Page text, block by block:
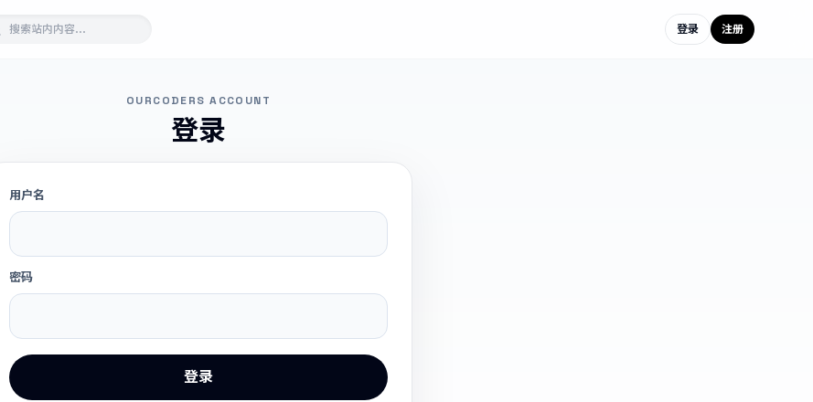
登录 注册
OURCODERS ACCOUNT
登录
用户名
密码
登录